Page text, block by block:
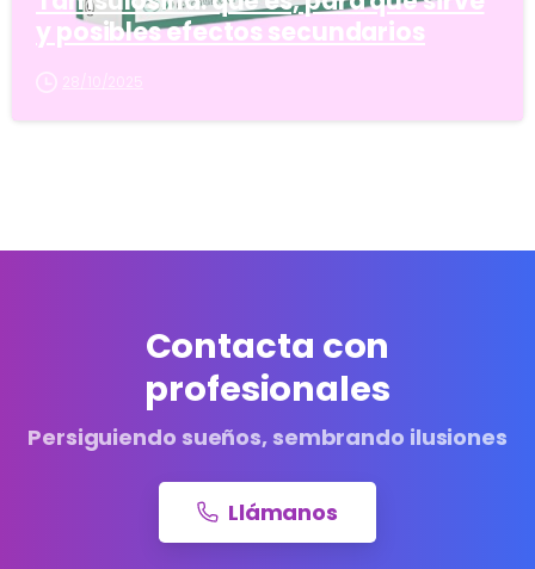
y posibles efectos secundarios
28/10/2025
Contacta con
profesionales
Persiguiendo sueños, sembrando ilusiones
Llámanos